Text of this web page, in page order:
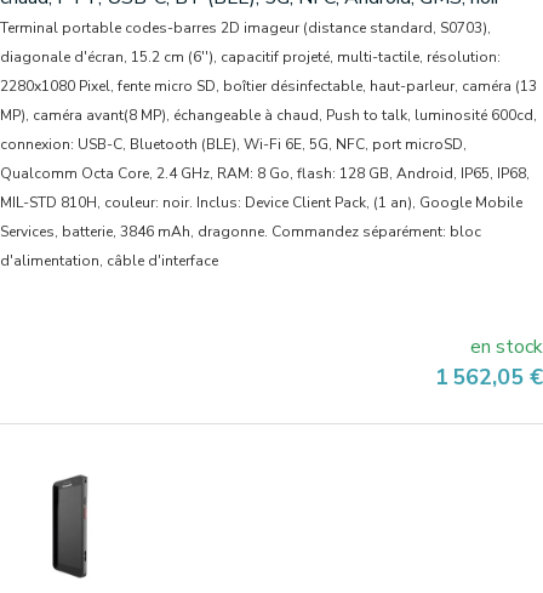
Terminal portable codes-barres 2D imageur (distance standard, S0703),
diagonale d'écran, 15.2 cm (6''), capacitif projeté, multi-tactile, résolution:
2280x1080 Pixel, fente micro SD, boîtier désinfectable, haut-parleur, caméra (13
MP), caméra avant(8 MP), échangeable à chaud, Push to talk, luminosité 600cd,
connexion: USB-C, Bluetooth (BLE), Wi-Fi 6E, 5G, NFC, port microSD,
Qualcomm Octa Core, 2.4 GHz, RAM: 8 Go, flash: 128 GB, Android, IP65, IP68,
MIL-STD 810H, couleur: noir. Inclus: Device Client Pack, (1 an), Google Mobile
Services, batterie, 3846 mAh, dragonne. Commandez séparément: bloc
d'alimentation, câble d'interface
en stock
Prix
1 562,05 €